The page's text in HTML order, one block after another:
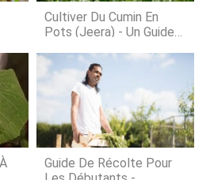
aussi vitamine. Aussi, plusieurs
médicinales on
Cultiver Du Cumin En
Pots (Jeera) - Un Guide
Guide De Récolte Pour